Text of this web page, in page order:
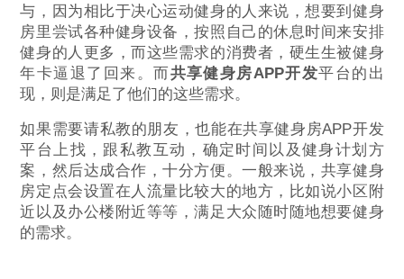
与，因为相比于决心运动健身的人来说，想要到健身
房里尝试各种健身设备，按照自己的休息时间来安排
健身的人更多，而这些需求的消费者，硬生生被健身
年卡逼退了回来。而共享健身房APP开发平台的出
现，则是满足了他们的这些需求。
如果需要请私教的朋友，也能在共享健身房APP开发
平台上找，跟私教互动，确定时间以及健身计划方
案，然后达成合作，十分方便。一般来说，共享健身
房定点会设置在人流量比较大的地方，比如说小区附
近以及办公楼附近等等，满足大众随时随地想要健身
的需求。